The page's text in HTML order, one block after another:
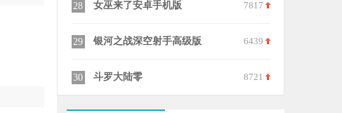
28 女巫来了安卓手机版 7817
29 银河之战深空射手高级版 6439
30 斗罗大陆零 8721